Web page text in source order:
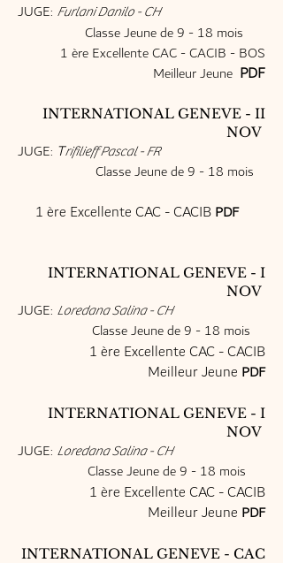
JUGE: Furlani Danilo - CH
Classe Jeune de 9 - 18 mois
1 ère Excellente CAC - CACIB - BOS
Meilleur Jeune PDF
INTERNATIONAL GENEVE - II
NOV
JUGE: Trifilieff Pascal - FR
Classe Jeune de 9 - 18 mois
1 ère Excellente CAC - CACIB PDF
INTERNATIONAL GENEVE - I
NOV
JUGE: Loredana Salina - CH
Classe Jeune de 9 - 18 mois
1 ère Excellente CAC - CACIB
Meilleur Jeune PDF
INTERNATIONAL GENEVE - I
NOV
JUGE: Loredana Salina - CH
Classe Jeune de 9 - 18 mois
1 ère Excellente CAC - CACIB
Meilleur Jeune PDF
INTERNATIONAL GENEVE - CAC